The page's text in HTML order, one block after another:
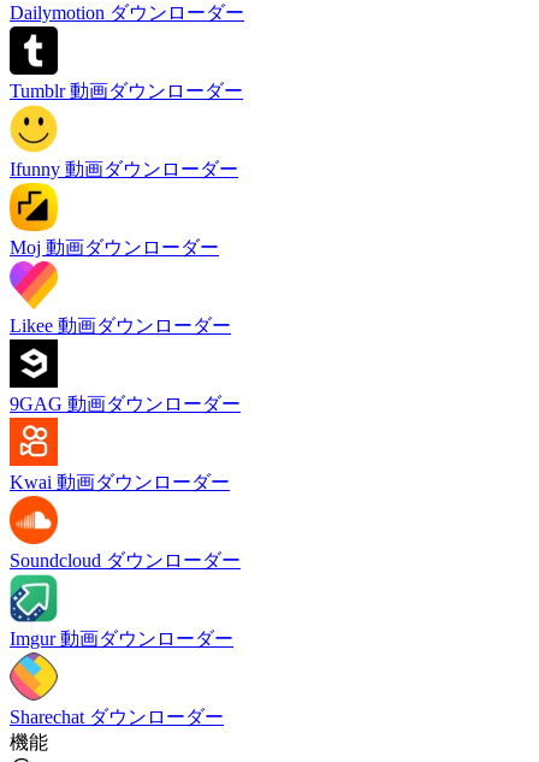
Dailymotion ダウンローダー
Tumblr 動画ダウンローダー
Ifunny 動画ダウンローダー
Moj 動画ダウンローダー
Likee 動画ダウンローダー
9GAG 動画ダウンローダー
Kwai 動画ダウンローダー
Soundcloud ダウンローダー
Imgur 動画ダウンローダー
Sharechat ダウンローダー
機能